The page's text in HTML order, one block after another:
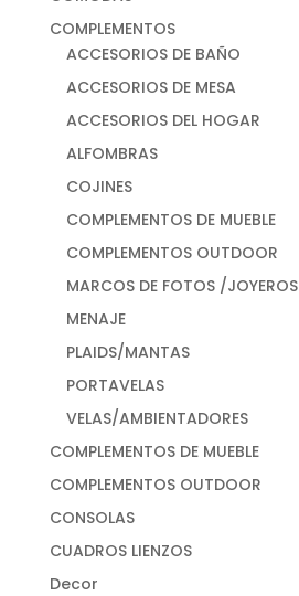
COMPLEMENTOS
ACCESORIOS DE BAÑO
ACCESORIOS DE MESA
ACCESORIOS DEL HOGAR
ALFOMBRAS
COJINES
COMPLEMENTOS DE MUEBLE
COMPLEMENTOS OUTDOOR
MARCOS DE FOTOS /JOYEROS
MENAJE
PLAIDS/MANTAS
PORTAVELAS
VELAS/AMBIENTADORES
COMPLEMENTOS DE MUEBLE
COMPLEMENTOS OUTDOOR
CONSOLAS
CUADROS LIENZOS
Decor